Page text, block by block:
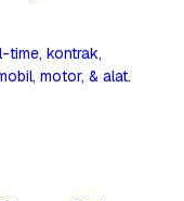
time, kontrak,
motor, & alat.